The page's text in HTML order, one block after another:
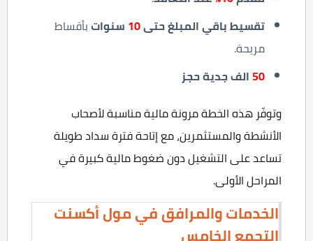
تقسيط باقي المبلغ حتى10 سنوات بأقساط
مريحة.
50 الف جدية حجز
وتوفّر هذه الخطة مرونة مالية مناسبة لأصحاب
الأنشطة والمستثمرين، مع إتاحة فترة سداد طويلة
تساعد على التشغيل دون ضغوط مالية كبيرة في
المراحل الأولى.
الخدمات والمرافق في مول أكسنت